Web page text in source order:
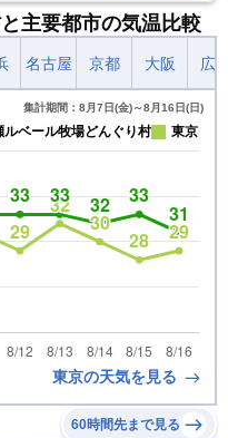
主要都市の気温比較
名古屋 京都 大阪 広
集計期間：8月7日(金)～8月16日(日)
ルベール牧場どんぐり村 東京
東京の天気を見る
60時間先まで見る